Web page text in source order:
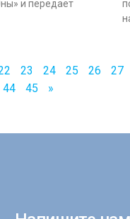
и передает
23 24 25 26
27
44 45 »